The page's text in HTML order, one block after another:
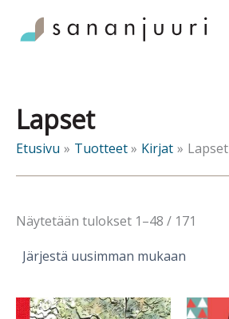
sisältöön
Lapset
Etusivu Tuotteet Kirjat Lapset
Näytetään tulokset 1–48 / 171